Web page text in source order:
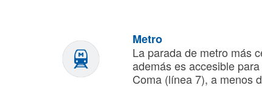
Metro
La parada de metro más
además es accesible
Coma (línea 7), a menos